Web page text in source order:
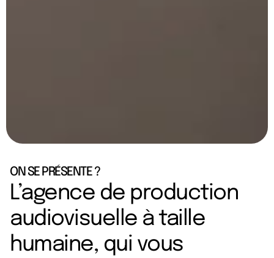
ON SE PRÉSENTE ?
L’agence de production
audiovisuelle à taille
humaine, qui vous